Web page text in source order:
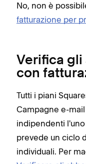
No, non è
fatturazione per
Verifica
con
Tutti i piani
Campagne e-
indipendenti
prevede un ciclo
individuali. Per